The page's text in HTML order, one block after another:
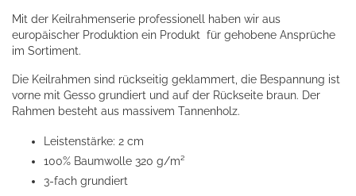
Mit der Keilrahmenserie professionell haben wir aus
europäischer Produktion ein Produkt für gehobene Ansprüche
im Sortiment.
Die Keilrahmen sind rückseitig geklammert, die Bespannung ist
vorne mit Gesso grundiert und auf der Rückseite braun. Der
Rahmen besteht aus massivem Tannenholz.
Leistenstärke: 2 cm
100% Baumwolle 320 g/m²
3-fach grundiert